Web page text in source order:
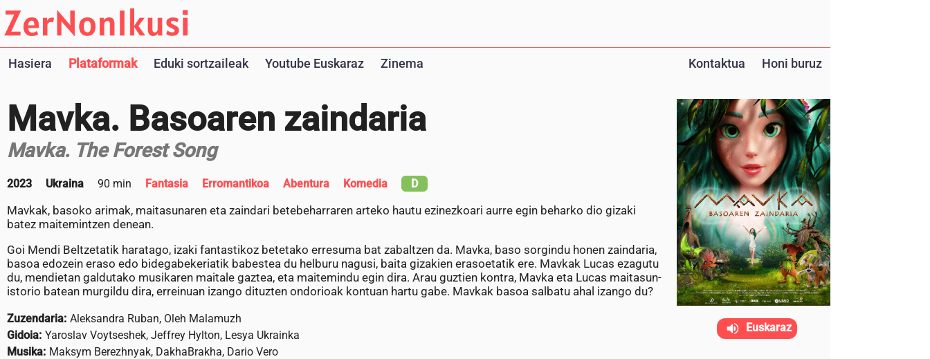
Hasiera Plataformak Eduki sortzaileak Youtube Euskaraz Zinema Kontaktua Honi buruz
Mavka. Basoaren zaindaria
Mavka. The Forest Song
2023 Ukraina 90 min Fantasia Erromantikoa Abentura Komedia D
Mavkak, basoko arimak, maitasunaren eta zaindari betebeharraren arteko hautu ezinezkoari aurre egin beharko dio gizaki
batez maitemintzen denean.
Goi Mendi Beltzetatik haratago, izaki fantastikoz betetako erresuma bat zabaltzen da. Mavka, baso sorgindu honen zaindaria,
basoa edozein eraso edo bidegabekeriatik babestea du helburu nagusi, baita gizakien erasoetatik ere. Mavkak Lucas ezagutu
du, mendietan galdutako musikaren maitale gaztea, eta maitemindu egin dira. Arau guztien kontra, Mavka eta Lucas maitasun-
istorio batean murgildu dira, erreinuan izango dituzten ondorioak kontuan hartu gabe. Mavkak basoa salbatu ahal izango du?
Zuzendaria: Aleksandra Ruban, Oleh Malamuzh
Gidoia: Yaroslav Voytseshek, Jeffrey Hylton, Lesya Ukrainka
Musika: Maksym Berezhnyak, DakhaBrakha, Dario Vero
Euskaraz